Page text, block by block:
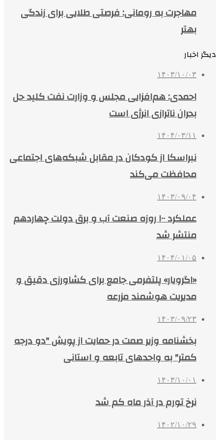
مهاجرت به رومانی: فرصتی طلایی برای زندگی
بهتر
دیگر اخبار
۱۴۰۳/۱۰/۰۳
احمدی: هم‌افزایی مجلس و وزارت نفت کلید حل
بحران ناترازی انرژی است
۱۴۰۴/۰۳/۱۱
نبراسکا از کودکان در مقابل شبکه‌های اجتماعی
محافظت می‌کند
۱۴۰۳/۰۹/۰۴
عملکرد ۱۰۰ روزه صنعت آب و برق دولت چهاردهم
منتشر شد
۱۴۰۴/۰۱/۰۵
«اگرویار» پلتفرمی جامع برای کشاورزی دقیق و
مدیریت هوشمند مزرعه
۱۴۰۳/۰۹/۲۳
بخشنامه وزیر صمت در حمایت از پویش "دو درجه
کمتر" به واحدهای تابعه و استانی
۱۴۰۳/۱۰/۰۱
نرخ تورم در آذر ماه کم شد
۱۴۰۲/۱۰/۲۹